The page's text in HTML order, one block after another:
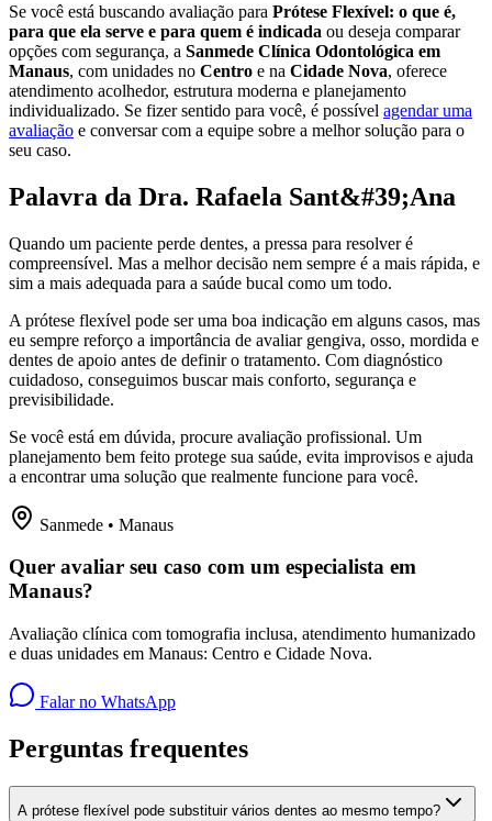
Se você está buscando avaliação para Prótese Flexível: o que é,
para que ela serve e para quem é indicada ou deseja comparar
opções com segurança, a Sanmede Clínica Odontológica em
Manaus, com unidades no Centro e na Cidade Nova, oferece
atendimento acolhedor, estrutura moderna e planejamento
individualizado. Se fizer sentido para você, é possível agendar uma
avaliação e conversar com a equipe sobre a melhor solução para o
seu caso.
Palavra da Dra. Rafaela Sant&#39;Ana
Quando um paciente perde dentes, a pressa para resolver é
compreensível. Mas a melhor decisão nem sempre é a mais rápida, e
sim a mais adequada para a saúde bucal como um todo.
A prótese flexível pode ser uma boa indicação em alguns casos, mas
eu sempre reforço a importância de avaliar gengiva, osso, mordida e
dentes de apoio antes de definir o tratamento. Com diagnóstico
cuidadoso, conseguimos buscar mais conforto, segurança e
previsibilidade.
Se você está em dúvida, procure avaliação profissional. Um
planejamento bem feito protege sua saúde, evita improvisos e ajuda
a encontrar uma solução que realmente funcione para você.
Sanmede • Manaus
Quer avaliar seu caso com um especialista em
Manaus?
Avaliação clínica com tomografia inclusa, atendimento humanizado
e duas unidades em Manaus: Centro e Cidade Nova.
Falar no WhatsApp
Perguntas frequentes
A prótese flexível pode substituir vários dentes ao mesmo tempo?